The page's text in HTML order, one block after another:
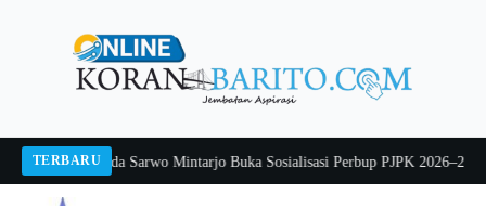
TERBARU
2026Pj Sekda Sarwo Mintarjo Buka Sosialisasi Perbup PJPK 2026–2030